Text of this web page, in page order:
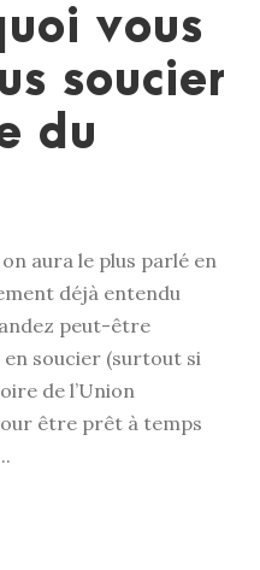
vous
soucier
du
aura le plus parlé en
déjà entendu
peut-être
soucier (surtout si
de l’Union
être prêt à temps